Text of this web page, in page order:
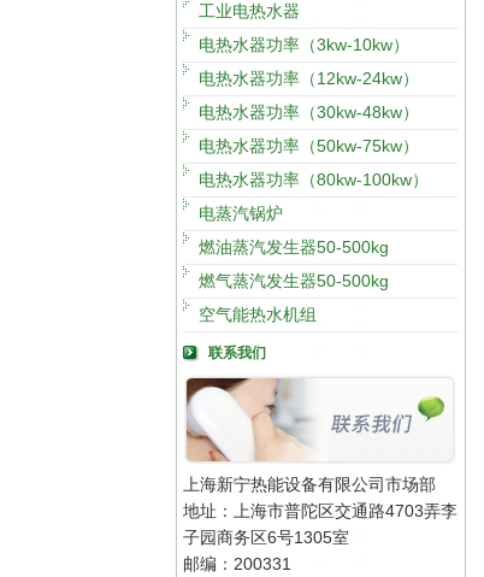
工业电热水器
电热水器功率（3kw-10kw）
电热水器功率（12kw-24kw）
电热水器功率（30kw-48kw）
电热水器功率（50kw-75kw）
电热水器功率（80kw-100kw）
电蒸汽锅炉
燃油蒸汽发生器50-500kg
燃气蒸汽发生器50-500kg
空气能热水机组
联系我们
上海新宁热能设备有限公司市场部
地址：上海市普陀区交通路4703弄李
子园商务区6号1305室
邮编：200331